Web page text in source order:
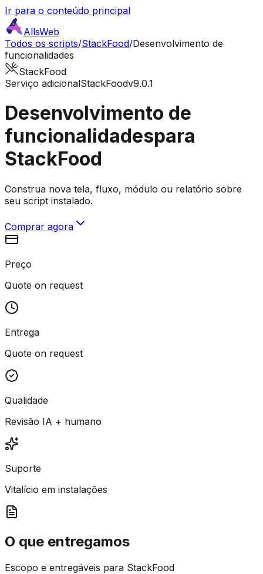
Ir para o conteúdo principal
AllsWeb
Todos os scripts/StackFood/Desenvolvimento de
funcionalidades
StackFood
Serviço adicionalStackFoodv9.0.1
Desenvolvimento de
funcionalidadespara
StackFood
Construa nova tela, fluxo, módulo ou relatório sobre
seu script instalado.
Comprar agora
Preço
Quote on request
Entrega
Quote on request
Qualidade
Revisão IA + humano
Suporte
Vitalício em instalações
O que entregamos
Escopo e entregáveis para StackFood